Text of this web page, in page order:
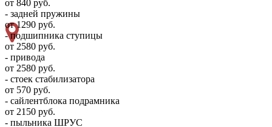
от 840 руб.
- задней пружины
от 1290 руб.
- подшипника ступицы
от 2580 руб.
- привода
от 2580 руб.
- стоек стабилизатора
от 570 руб.
- сайлентблока подрамника
от 2150 руб.
- пыльника ШРУС